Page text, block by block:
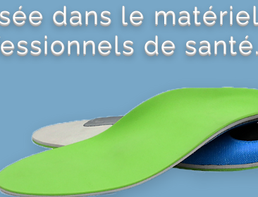
dans le
de santé.